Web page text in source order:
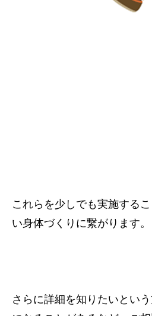
これらを少しでも実施する
い身体づくりに繋がります。
さらに詳細を知りたいとい